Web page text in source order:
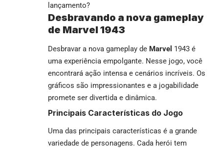
lançamento?
Desbravando a nova gameplay
de Marvel 1943
Desbravar a nova gameplay de Marvel 1943 é
uma experiência empolgante. Nesse jogo, você
encontrará ação intensa e cenários incríveis. Os
gráficos são impressionantes e a jogabilidade
promete ser divertida e dinâmica.
Principais Características do Jogo
Uma das principais características é a grande
variedade de personagens. Cada herói tem